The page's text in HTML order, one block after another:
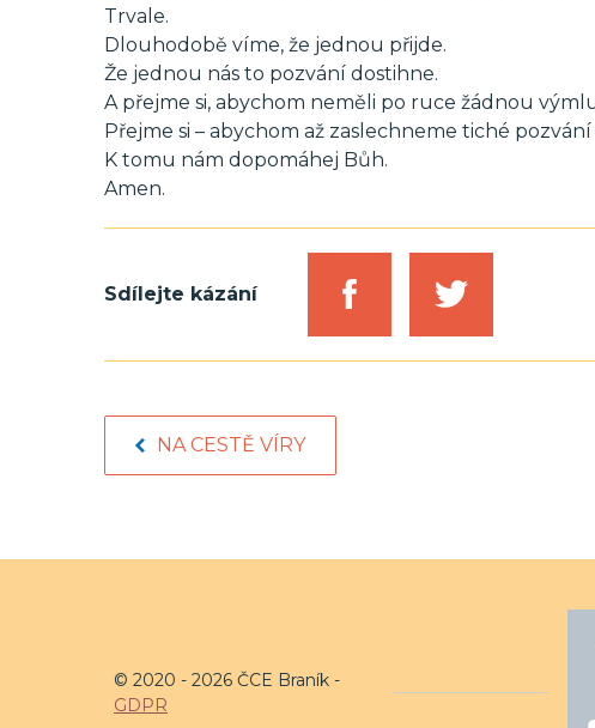
Trvale.
Dlouhodobě víme, že jednou přijde.
Že jednou nás to pozvání dostihne.
A přejme si, abychom neměli po ruce žádnou
Přejme si – abychom až zaslechneme tiché
K tomu nám dopomáhej Bůh.
Amen.
Sdílejte kázání
NA CESTĚ VÍRY
© 2020 - 2026 ČCE Braník -
GDPR